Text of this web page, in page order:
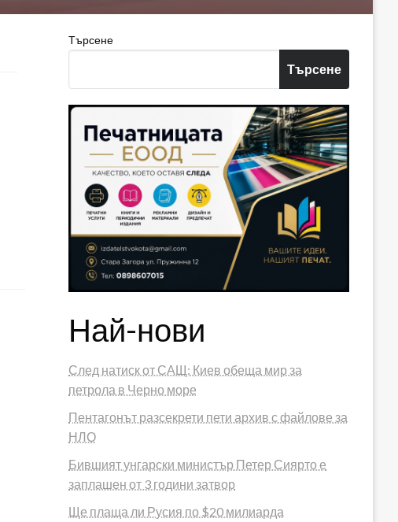
Търсене
Търсене
Най-нови
След натиск от САЩ: Киев обеща мир за
петрола в Черно море
Пентагонът разсекрети пети архив с файлове за
НЛО
Бившият унгарски министър Петер Сиярто е
заплашен от 3 години затвор
Ще плаща ли Русия по $20 милиарда